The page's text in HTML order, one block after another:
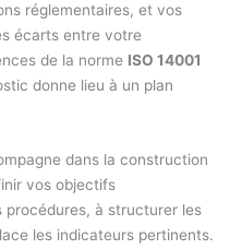
réglementaires, et vos
écarts entre votre
de la norme ISO 14001
donne lieu à un plan
dans la construction
vos objectifs
procédures, à structurer les
les indicateurs pertinents.